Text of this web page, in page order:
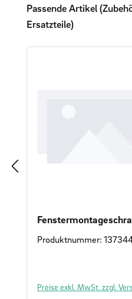
Produktgalerie
Passende Artikel
Ersatzteile)
Produktnummer:
Preise exkl. MwSt. zzgl.